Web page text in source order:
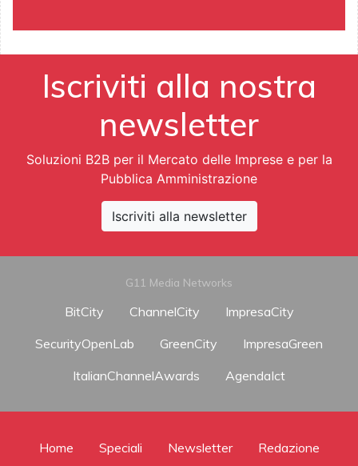
Iscriviti alla nostra
newsletter
Soluzioni B2B per il Mercato delle Imprese e per la
Pubblica Amministrazione
Iscriviti alla newsletter
G11 Media Networks
BitCity ChannelCity
ImpresaCity
SecurityOpenLab
GreenCity
ImpresaGreen
ItalianChannelAwards
AgendaIct
Home Speciali Newsletter Redazione